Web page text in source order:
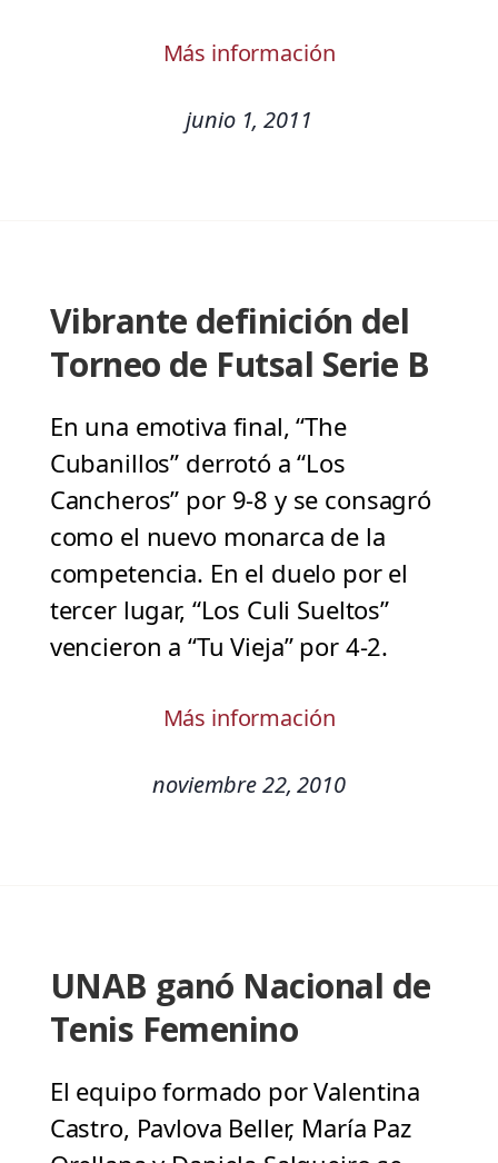
Más información
junio 1, 2011
Vibrante definición del
Torneo de Futsal Serie B
En una emotiva final, “The
Cubanillos” derrotó a “Los
Cancheros” por 9-8 y se consagró
como el nuevo monarca de la
competencia. En el duelo por el
tercer lugar, “Los Culi Sueltos”
vencieron a “Tu Vieja” por 4-2.
Más información
noviembre 22, 2010
UNAB ganó Nacional de
Tenis Femenino
El equipo formado por Valentina
Castro, Pavlova Beller, María Paz